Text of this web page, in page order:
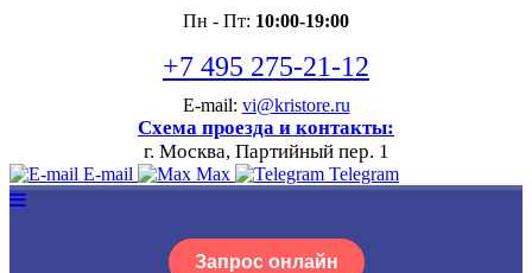
Пн - Пт: 10:00-19:00
+7 495 275-21-12
E-mail: vi@kristore.ru
Схема проезда и контакты:
г. Москва, Партийный пер. 1
E-mail Max Telegram
Запрос онлайн